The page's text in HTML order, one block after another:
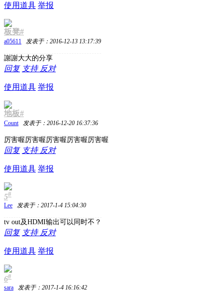
使用道具 举报
板凳#
a05611 发表于：2016-12-13 13:17:39
謝謝大大的分享
回复 支持 反对
使用道具 举报
地板#
Count 发表于：2016-12-20 16:37:36
厉害喔厉害喔厉害喔厉害喔厉害喔
回复 支持 反对
使用道具 举报
5#
Lee 发表于：2017-1-4 15:04:30
tv out及HDMI输出可以同时不？
回复 支持 反对
使用道具 举报
6#
sara 发表于：2017-1-4 16:16:42